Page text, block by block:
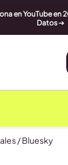
en YouTube en
Datos➔
/Bluesky